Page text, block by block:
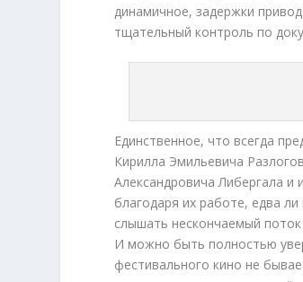
динамичное, задержки
тщательный контроль по
Единственное, что всегда
Кирилла Эмильевича
Александровича Либергала
благодаря их работе, едва
слышать нескончаемый
И можно быть полностью
фестивального кино не